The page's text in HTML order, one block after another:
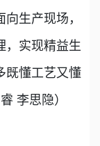
生产现场，
，实现精益生
既懂工艺又懂
李思隐）